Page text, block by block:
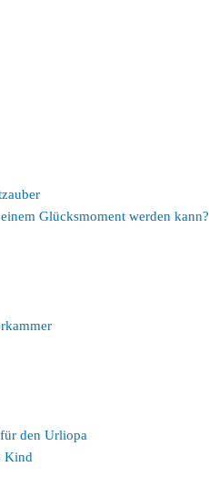
Glücksmoment werden kann?
den Urliopa
Kind